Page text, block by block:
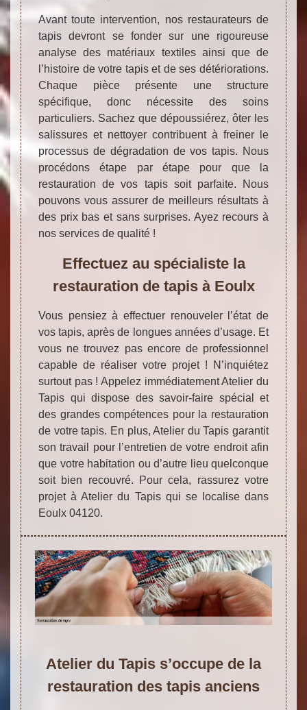
Avant toute intervention, nos restaurateurs de
tapis devront se fonder sur une rigoureuse
analyse des matériaux textiles ainsi que de
l’histoire de votre tapis et de ses détériorations.
Chaque pièce présente une structure
spécifique, donc nécessite des soins
particuliers. Sachez que dépoussiérez, ôter les
salissures et nettoyer contribuent à freiner le
processus de dégradation de vos tapis. Nous
procédons étape par étape pour que la
restauration de vos tapis soit parfaite. Nous
pouvons vous assurer de meilleurs résultats à
des prix bas et sans surprises. Ayez recours à
nos services de qualité !
Effectuez au spécialiste la
restauration de tapis à Eoulx
Vous pensiez à effectuer renouveler l’état de
vos tapis, après de longues années d’usage. Et
vous ne trouvez pas encore de professionnel
capable de réaliser votre projet ! N’inquiétez
surtout pas ! Appelez immédiatement Atelier du
Tapis qui dispose des savoir-faire spécial et
des grandes compétences pour la restauration
de votre tapis. En plus, Atelier du Tapis garantit
son travail pour l’entretien de votre endroit afin
que votre habitation ou d’autre lieu quelconque
soit bien recouvré. Pour cela, rassurez votre
projet à Atelier du Tapis qui se localise dans
Eoulx 04120.
Atelier du Tapis s’occupe de la
restauration des tapis anciens